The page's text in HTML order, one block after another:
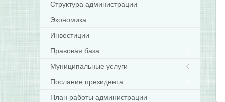
Структура администрации
Экономика
Инвестиции
Правовая база
Муниципальные услуги
Послание президента
План работы администрации